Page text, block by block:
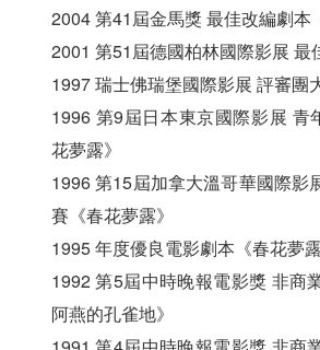
2004 第41屆金馬獎 最佳改編劇本
2001 第51屆德國柏林國際影展 最
1997 瑞士佛瑞堡國際影展 評審團
1996 第9屆日本東京國際影展 青
花夢露》
1996 第15屆加拿大溫哥華國際影
賽《春花夢露》
1995 年度優良電影劇本《春花夢露
1992 第5屆中時晚報電影獎 非商
阿燕的孔雀地》